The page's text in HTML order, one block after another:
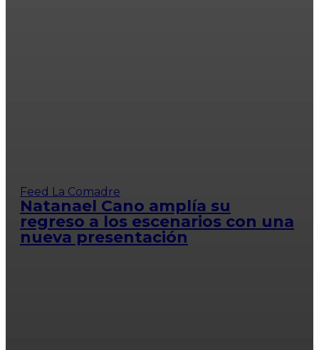
Feed La Comadre
Natanael Cano amplía su
regreso a los escenarios con una
nueva presentación